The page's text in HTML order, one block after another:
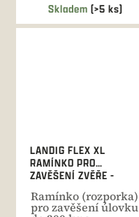
Skladem (>5 ks)
LANDIG FLEX XL
RAMÍNKO PRO
ZAVĚŠENÍ ZVĚŘE -
Ramínko (rozporka)
pro zavěšení úlovku